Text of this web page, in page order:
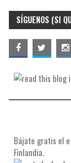
SÍGUENOS (SI
Bájate gratis el
Finlandia.